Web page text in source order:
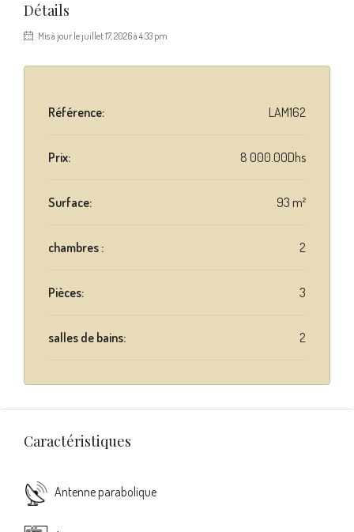
Détails
Mis à jour le juillet 17, 2026 à 4:33 pm
Référence: LAM162
Prix: 8 000.00Dhs
Surface: 93 m²
chambres : 2
Pièces: 3
salles de bains: 2
Caractéristiques
Antenne parabolique